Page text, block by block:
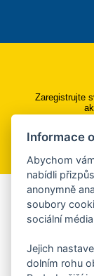
Zaregistrujte
Chcete
ankety,
Informace
Abychom
nabídli
anonymně
soubory
sociální
Jejich
dolním rohu